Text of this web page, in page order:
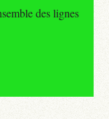
des lignes